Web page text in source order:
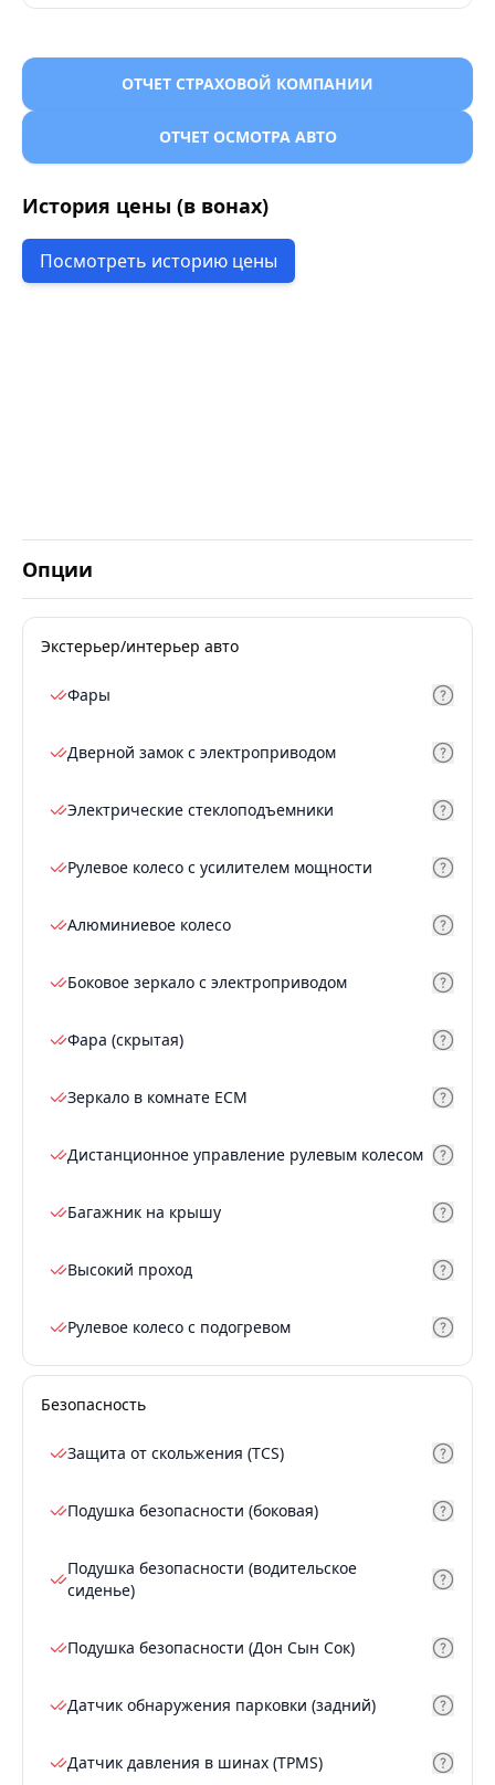
ОТЧЕТ СТРАХОВОЙ КОМПАНИИ
ОТЧЕТ ОСМОТРА АВТО
История цены (в вонах)
Посмотреть историю цены
Опции
Экстерьер/интерьер авто
Фары
Дверной замок с электроприводом
Электрические стеклоподъемники
Рулевое колесо с усилителем мощности
Алюминиевое колесо
Боковое зеркало с электроприводом
Фара (скрытая)
Зеркало в комнате ECM
Дистанционное управление рулевым колесом
Багажник на крышу
Высокий проход
Рулевое колесо с подогревом
Безопасность
Защита от скольжения (TCS)
Подушка безопасности (боковая)
Подушка безопасности (водительское
сиденье)
Подушка безопасности (Дон Сын Сок)
Датчик обнаружения парковки (задний)
Датчик давления в шинах (TPMS)